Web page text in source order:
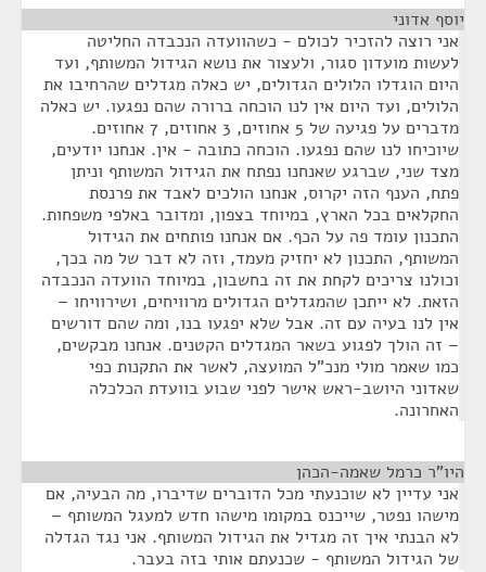
יוסף אדוני
אני רוצה להזכיר לכולם - כשהוועדה הנכבדה החליטה
לעשות מועדון סגור, ולעצור את נושא הגידול המשותף, ועד
היום הוגדלו הלולים הגדולים, יש כאלה מגדלים שהרחיבו את
הלולים, ועד היום אין לנו הוכחה ברורה שהם נפגעו. יש כאלה
מדברים על פגיעה של 5 אחוזים, 3 אחוזים, 7 אחוזים.
שיוכיחו לנו שהם נפגעו. הוכחה כתובה - אין. אנחנו יודעים,
מצד שני, שברגע שאנחנו נפתח את הגידול המשותף וניתן
פתח, הענף הזה יקרוס, אנחנו הולכים לאבד את פרנסת
החקלאים בכל הארץ, במיוחד בצפון, ומדובר באלפי משפחות.
התכנון עומד פה על הכף. אם אנחנו פותחים את הגידול
המשותף, התכנון לא יחזיק מעמד, וזה לא דבר של מה בכך,
וכולנו צריכים לקחת את זה בחשבון, במיוחד הוועדה הנכבדה
הזאת. לא ייתכן שהמגדלים הגדולים מרוויחים, ושירוויחו –
אין לנו בעיה עם זה. אבל שלא יפגעו בנו, ומה שהם דורשים
– זה הולך לפגוע בשאר המגדלים הקטנים. אנחנו מבקשים,
כמו שאמר מולי מנכ"ל המועצה, לאשר את התקנות כפי
שאדוני היושב-ראש אישר לפני שבוע בוועדת הכלכלה
האחרונה.
היו"ר כרמל שאמה-הכהן
אני עדיין לא שוכנעתי מכל הדוברים שדיברו, מה הבעיה, אם
מישהו נפטר, שייכנס במקומו מישהו חדש למעגל המשותף –
לא הבנתי איך זה מגדיל את הגידול המשותף. אני נגד הגדלה
של הגידול המשותף - שכנעתם אותי בזה בעבר.